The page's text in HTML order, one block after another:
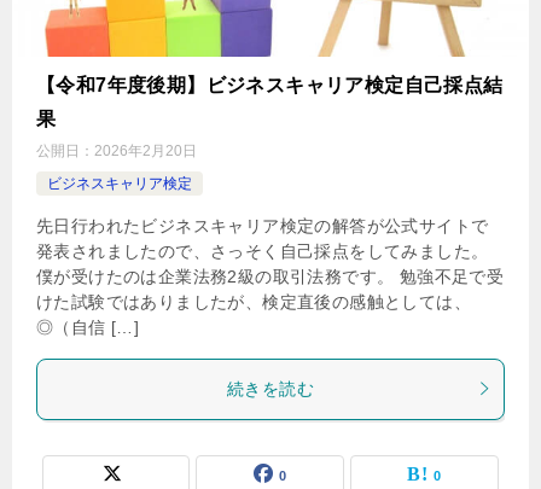
【令和7年度後期】ビジネスキャリア検定自己採点結
果
公開日： 2026年2月20日
ビジネスキャリア検定
先日行われたビジネスキャリア検定の解答が公式サイトで
発表されましたので、さっそく自己採点をしてみました。
僕が受けたのは企業法務2級の取引法務です。 勉強不足で受
けた試験ではありましたが、検定直後の感触としては、
◎（自信 […]
続きを読む
0 0